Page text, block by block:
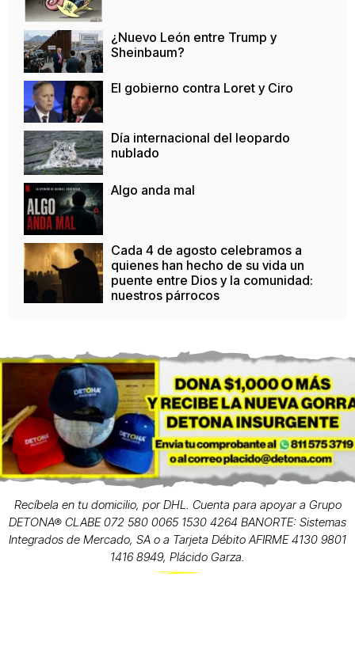
¿Nuevo León entre Trump y
Sheinbaum?
El gobierno contra Loret y Ciro
Día internacional del leopardo
nublado
Algo anda mal
Cada 4 de agosto celebramos a
quienes han hecho de su vida un
puente entre Dios y la comunidad:
nuestros párrocos
Recíbela en tu domicilio, por DHL. Cuenta para apoyar a Grupo
DETONA® CLABE 072 580 0065 1530 4264 BANORTE: Sistemas
Integrados de Mercado, SA o a Tarjeta Débito AFIRME 4130 9801
1416 8949, Plácido Garza.